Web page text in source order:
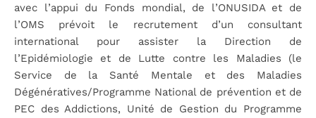
avec l’appui du Fonds mondial, de l’ONUSIDA et de
l’OMS prévoit le recrutement d’un consultant
international pour assister la Direction de
l’Epidémiologie et de Lutte contre les Maladies (le
Service de la Santé Mentale et des Maladies
Dégénératives/Programme National de prévention et de
PEC des Addictions, Unité de Gestion du Programme